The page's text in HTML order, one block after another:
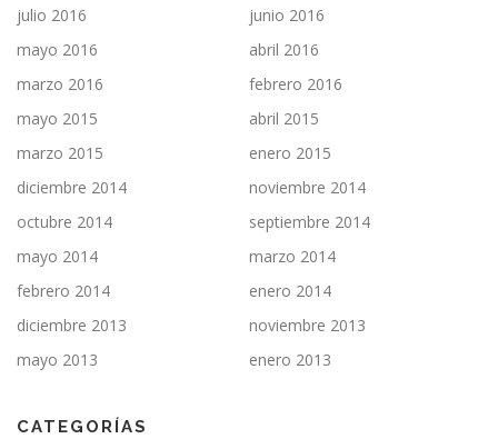
julio 2016
junio 2016
mayo 2016
abril 2016
marzo 2016
febrero 2016
mayo 2015
abril 2015
marzo 2015
enero 2015
diciembre 2014
noviembre 2014
octubre 2014
septiembre 2014
mayo 2014
marzo 2014
febrero 2014
enero 2014
diciembre 2013
noviembre 2013
mayo 2013
enero 2013
CATEGORÍAS